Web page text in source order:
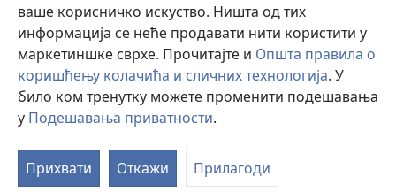
ваше корисничко искуство. Ништа од тих
информација се неће продавати нити користити у
маркетиншке сврхе. Прочитајте и Општа правила о
коришћењу колачића и сличних технологија. У
било ком тренутку можете променити подешавања
у Подешавања приватности.
Прихвати Откажи Прилагоди
Watchtower Library
Copyright© 2026 Watch Tower Bible and Tract Society of Pennsylvania.
ПРАВИЛА КОРИШЋЕЊА|ПРИВАТНОСТ
ПРИВАТНОСТИ